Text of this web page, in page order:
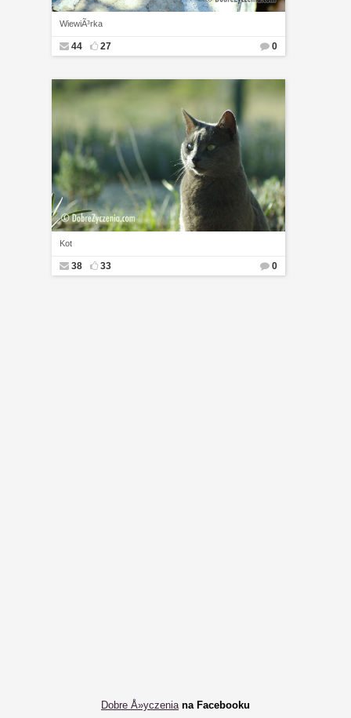
WiewiÃ³rka
44 27 0
Kot
38 33 0
Dobre Å»yczeniana Facebooku